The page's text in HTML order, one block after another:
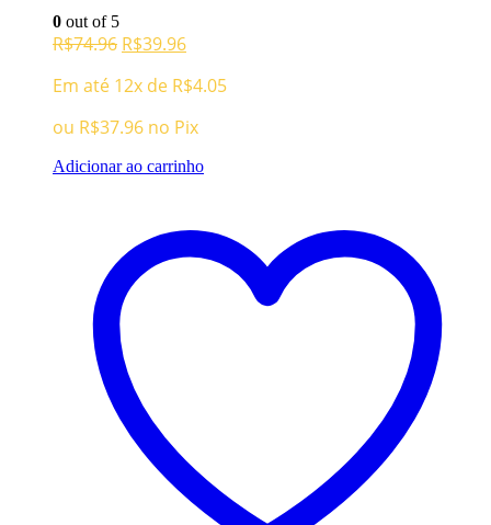
0 out of 5
R$74.96 O
original
era:
R$74.96.
R$39.96O
atual
é:
R$39.96.
Em até 12x de R$4.05
ou R$37.96 no Pix
Adicionar ao carrinho